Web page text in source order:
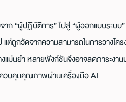
ก “ผู้ปฏิบัติการ” ไปสู่ “ผู้ออกแบบระบบ
ต่ถูกวัดจากความสามารถในการวางโค
ม่นยำ หลายฟังก์ชันจึงอาจลดภาระงา
วบคุมคุณภาพผ่านเครื่องมือ AI